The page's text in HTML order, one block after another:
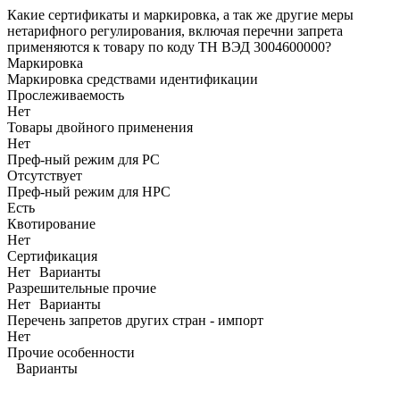
Какие сертификаты и маркировка, а так же другие меры
нетарифного регулирования, включая перечни запрета
применяются к товару по коду ТН ВЭД 3004600000?
Маркировка
Маркировка средствами идентификации
Прослеживаемость
Нет
Товары двойного применения
Нет
Преф-ный режим для РС
Отсутствует
Преф-ный режим для НРС
Есть
Квотирование
Нет
Сертификация
Нет Варианты
Разрешительные прочие
Нет Варианты
Перечень запретов других стран - импорт
Нет
Прочие особенности
Варианты